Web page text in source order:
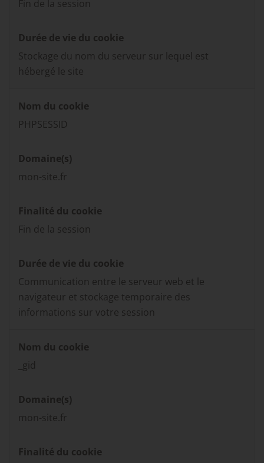
Fin de la session
Durée de vie du cookie
Stockage du nom du serveur sur lequel est
hébergé le site
Nom du cookie
PHPSESSID
Domaine(s)
mon-site.fr
Finalité du cookie
Fin de la session
Durée de vie du cookie
Communication entre le serveur web et le
navigateur et stockage temporaire des
informations sur votre session
Nom du cookie
_gid
Domaine(s)
mon-site.fr
Finalité du cookie